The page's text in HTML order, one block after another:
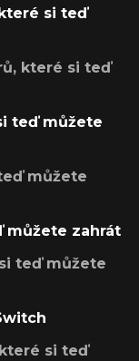
si teď
které si teď
teď můžete
můžete
můžete zahrát
teď můžete
si teď